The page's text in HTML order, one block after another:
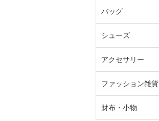
バッグ
シューズ
アクセサリー
ファッション雑貨
財布・小物